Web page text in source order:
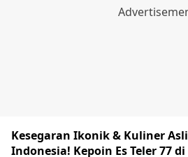
Kesegaran Ikonik & Kuliner Asli
Indonesia! Kepoin Es Teler 77 di